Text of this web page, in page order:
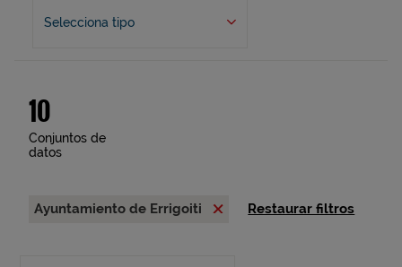
Selecciona tipo
10
Conjuntos de
datos
Ayuntamiento de Errigoiti Restaurar filtros